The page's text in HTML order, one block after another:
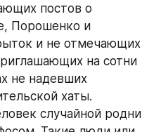
постов о
Порошенко и
и не отмечающих
на сотни
не надевших
хаты.
случайной родни